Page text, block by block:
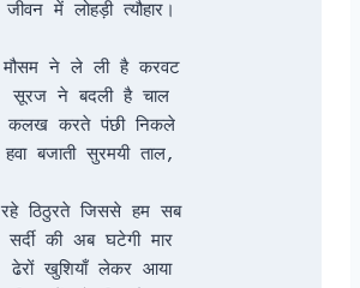
जीवन में लोहड़ी त्यौहार।
मौसम ने ले ली है करवट
सूरज ने बदली है चाल
कलख करते पंछी निकले
हवा बजाती सुरमयी ताल,
रहे ठिठुरते जिससे हम सब
सर्दी की अब घटेगी मार
ढेरों खुशियाँ लेकर आया